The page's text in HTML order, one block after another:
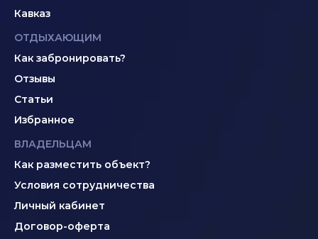
Кавказ
ОТДЫХАЮЩИМ
Как забронировать?
Отзывы
Статьи
Избранное
ВЛАДЕЛЬЦАМ
Как разместить объект?
Условия сотрудничества
Личный кабинет
Договор-оферта